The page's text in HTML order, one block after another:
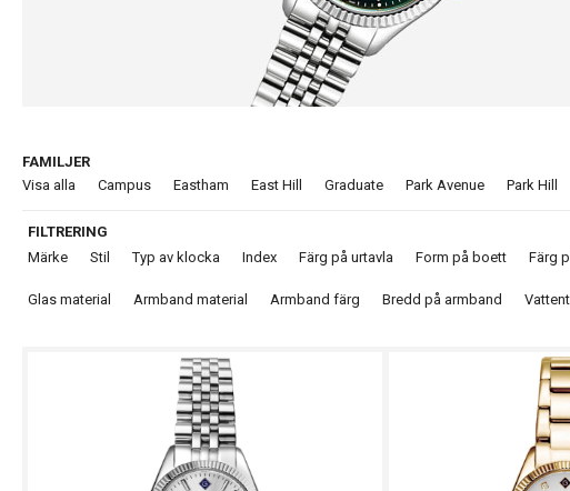
FAMILJER
Visa alla
Campus Eastham East Hill Graduate Park Avenue Park Hill
FILTRERING
Märke
Stil Typ av klocka Index Färg på urtavla Form på boett Färg
Glas material Armband material Armband färg Bredd på armband